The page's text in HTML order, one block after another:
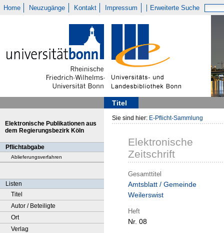
Home Neuzugänge Kontakt Impressum Erweiterte Suche
Titel
Elektronische Publikationen aus
dem Regierungsbezirk Köln
Pflichtabgabe
Ablieferungsverfahren
Listen
Titel
Autor / Beteiligte
Ort
Verlag
Sie sind hier: E-Pflicht-Sammlung
Elektronische
Zeitschrift
Gesamttitel
Amtsblatt / Gemeinde
Weilerswist
Heft
Nr. 08